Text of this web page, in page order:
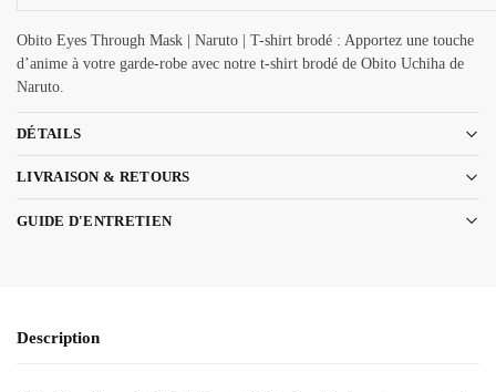
Obito Eyes Through Mask | Naruto | T-shirt brodé : Apportez une touche
d’anime à votre garde-robe avec notre t-shirt brodé de Obito Uchiha de
Naruto.
DÉTAILS
LIVRAISON & RETOURS
GUIDE D'ENTRETIEN
Description